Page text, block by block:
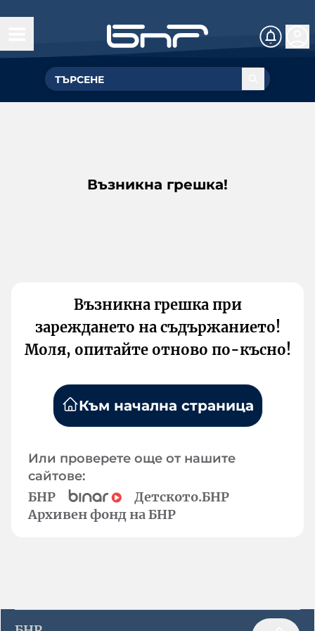
Възникна грешка!
Възникна грешка при
зареждането на съдържанието!
Моля, опитайте отново по-късно!
Към начална страница
Или проверете още от нашите
сайтове:
БНР
Детското.БНР
Архивен фонд на БНР